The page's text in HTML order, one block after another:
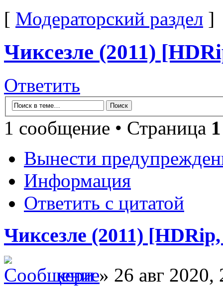
[ Модераторский раздел ]
Чиксезле (2011)
Ответить
1 сообщение • Страница 1
Вынести
Информация
Ответить с цитатой
Чиксезле (2011)
кери» 26 авг 2020,